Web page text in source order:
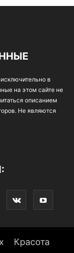
в
на этом сайте не
описанием
Не являются
Красота